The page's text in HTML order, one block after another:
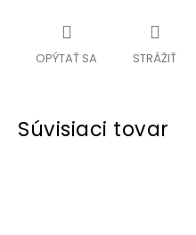
OPÝTAŤ SA STRÁŽIŤ
Súvisiaci tovar